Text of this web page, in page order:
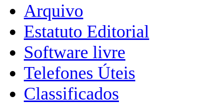
Arquivo
Estatuto Editorial
Software livre
Telefones Úteis
Classificados